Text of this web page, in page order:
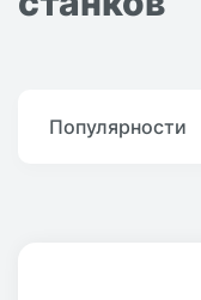
Популярности